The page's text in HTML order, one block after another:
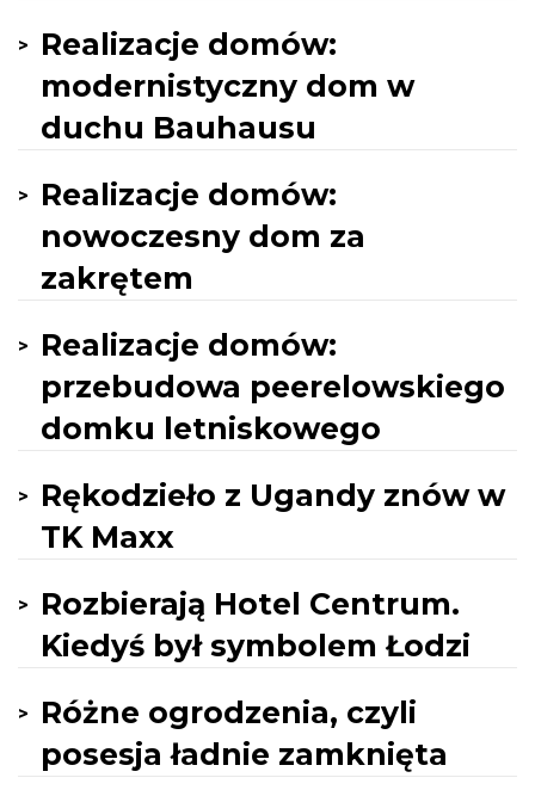
Realizacje domów:
modernistyczny dom w
duchu Bauhausu
Realizacje domów:
nowoczesny dom za
zakrętem
Realizacje domów:
przebudowa peerelowskiego
domku letniskowego
Rękodzieło z Ugandy znów w
TK Maxx
Rozbierają Hotel Centrum.
Kiedyś był symbolem Łodzi
Różne ogrodzenia, czyli
posesja ładnie zamknięta